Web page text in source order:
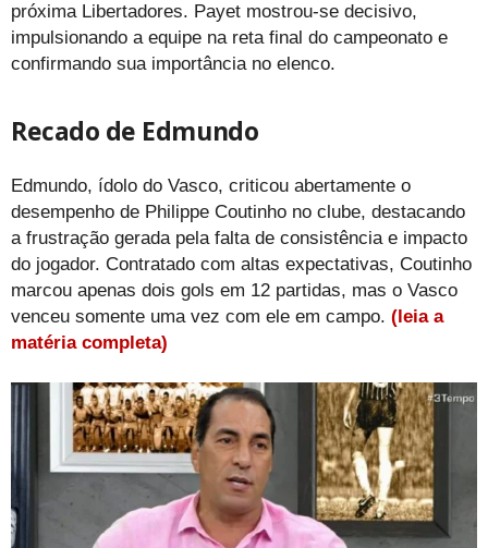
próxima Libertadores. Payet mostrou-se decisivo,
impulsionando a equipe na reta final do campeonato e
confirmando sua importância no elenco.
Recado de Edmundo
Edmundo, ídolo do Vasco, criticou abertamente o
desempenho de Philippe Coutinho no clube, destacando
a frustração gerada pela falta de consistência e impacto
do jogador. Contratado com altas expectativas, Coutinho
marcou apenas dois gols em 12 partidas, mas o Vasco
venceu somente uma vez com ele em campo. (leia a
matéria completa)